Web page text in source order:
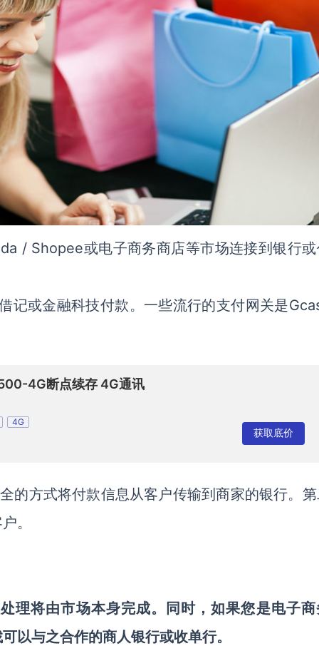
/ Shopee或电子商务商店等市场连接到银行
记或金融科技付款。一些流行的支付网关是
4G断点续存 4G通讯
4G
获取底价
的方式将付款信息从客户传输到商家的银行。
。
理将由市场本身完成。同时，如果您是电子商
以与之合作的商人银行或收单行。